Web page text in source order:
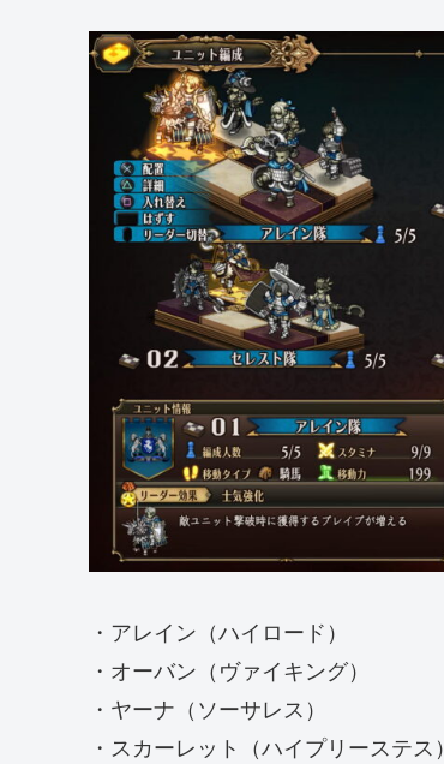
・アレイン（ハイロード）
・オーバン（ヴァイキング）
・ヤーナ（ソーサレス）
・スカーレット（ハイプリーステス）